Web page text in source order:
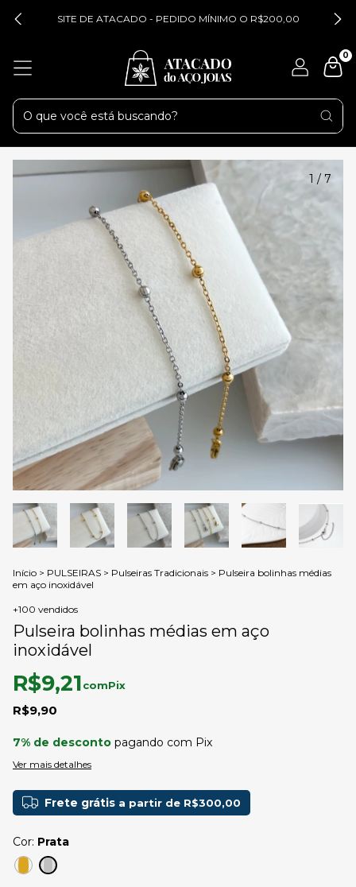
SITE DE ATACADO - PEDIDO MÍNIMO O R$200,00
0
1 / 7
Início > PULSEIRAS > Pulseiras Tradicionais > Pulseira bolinhas médias
em aço inoxidável
+100 vendidos
Pulseira bolinhas médias em aço
inoxidável
R$9,90
R$9,21comPix
7% de desconto pagando com Pix
Ver mais detalhes
Frete grátis a partir de R$300,00
Cor: Prata